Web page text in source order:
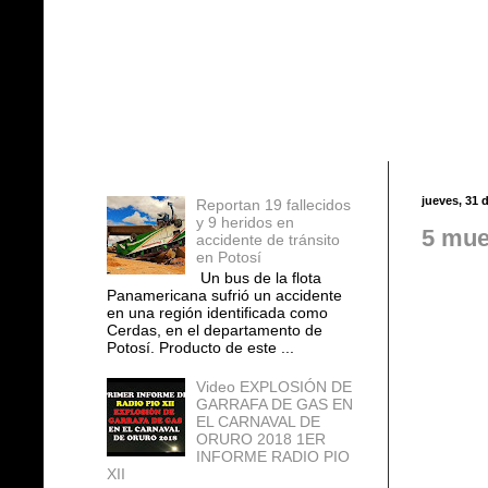
jueves, 31
5
Reportan 19 fallecidos
y 9 heridos en
accidente de tránsito
en Potosí
Un bus de la flota
Panamericana sufrió un accidente
en una región identificada como
Cerdas, en el departamento de
Potosí. Producto de este ...
Video EXPLOSIÓN DE
GARRAFA DE GAS EN
EL CARNAVAL DE
ORURO 2018 1ER
INFORME RADIO PIO
XII